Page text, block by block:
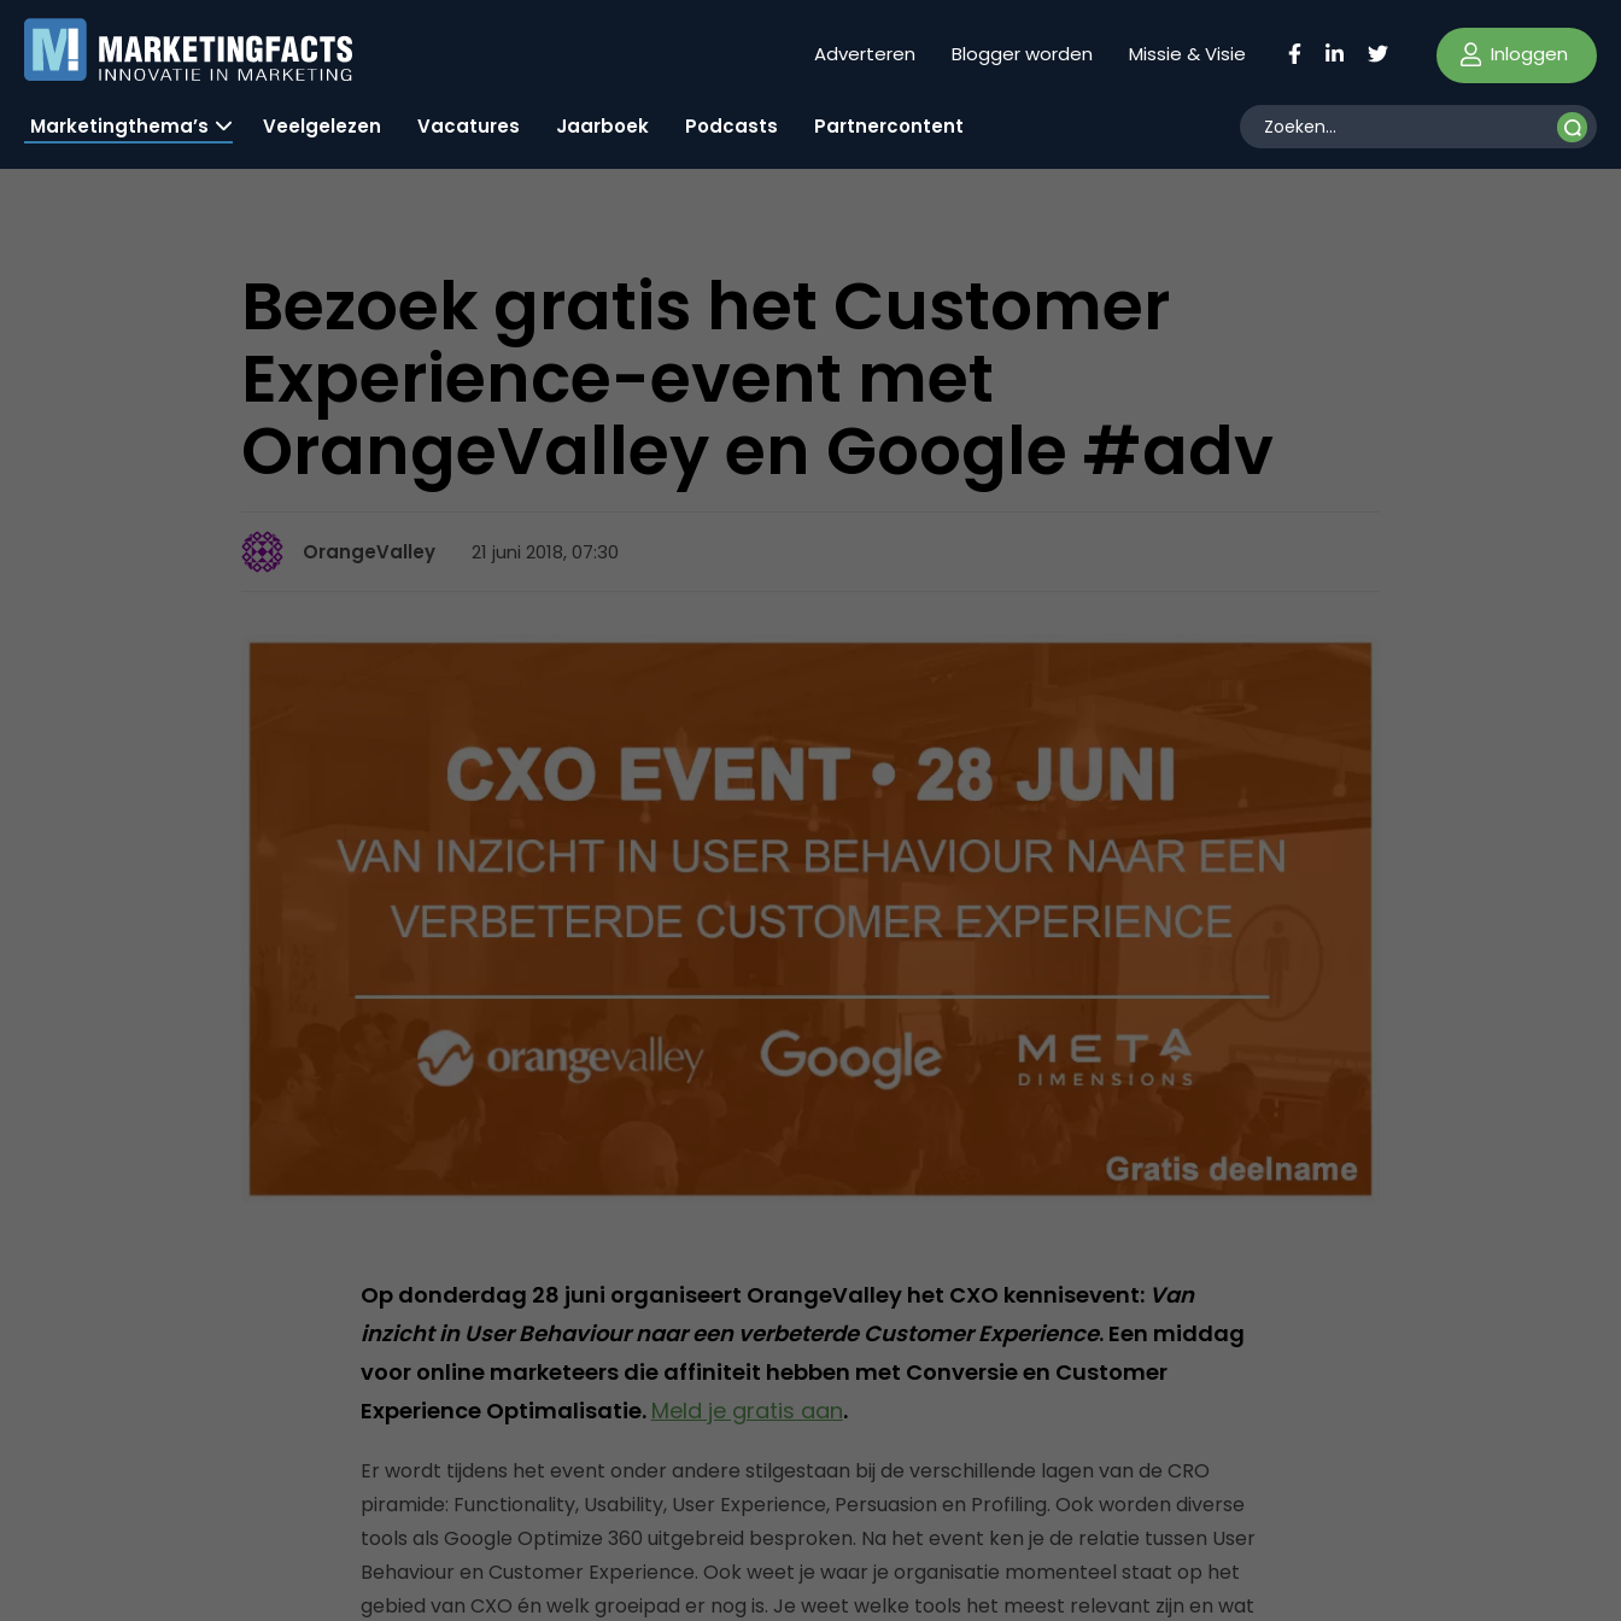
Adverteren Blogger worden Missie & Visie Inloggen
Marketingthema’s Veelgelezen Vacatures Jaarboek Podcasts Partnercontent
Bezoek gratis het Customer
Experience-event met
OrangeValley en Google #adv
OrangeValley 21 juni 2018, 07:30
Op donderdag 28 juni organiseert OrangeValley het CXO kennisevent: Van
inzicht in User Behaviour naar een verbeterde Customer Experience. Een middag
voor online marketeers die affiniteit hebben met Conversie en Customer
Experience Optimalisatie. Meld je gratis aan.
Er wordt tijdens het event onder andere stilgestaan bij de verschillende lagen van de CRO
piramide: Functionality, Usability, User Experience, Persuasion en Profiling. Ook worden diverse
tools als Google Optimize 360 uitgebreid besproken. Na het event ken je de relatie tussen User
Behaviour en Customer Experience. Ook weet je waar je organisatie momenteel staat op het
gebied van CXO én welk groeipad er nog is. Je weet welke tools het meest relevant zijn en wat